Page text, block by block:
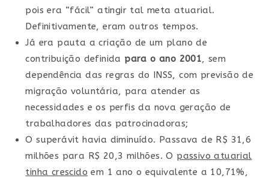
pois era “fácil” atingir tal meta atuarial.
Definitivamente, eram outros tempos.
Já era pauta a criação de um plano de
contribuição definida para o ano 2001, sem
dependência das regras do INSS, com previsão de
migração voluntária, para atender as
necessidades e os perfis da nova geração de
trabalhadores das patrocinadoras;
O superávit havia diminuído. Passava de R$ 31,6
milhões para R$ 20,3 milhões. O passivo atuarial
tinha crescido em 1 ano o equivalente a 10,71%,